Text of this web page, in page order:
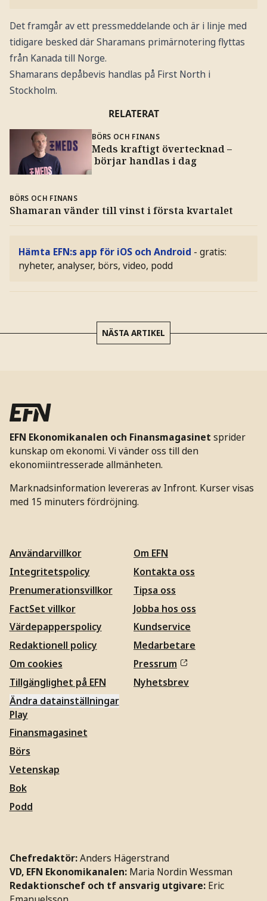
Det framgår av ett pressmeddelande och är i linje med
tidigare besked där Sharamans primärnotering flyttas
från Kanada till Norge.
Shamarans depåbevis handlas på First North i
Stockholm.
RELATERAT
BÖRS OCH FINANS
Meds kraftigt övertecknad –
börjar handlas i dag
BÖRS OCH FINANS
Shamaran vänder till vinst i första kvartalet
Hämta EFN:s app för iOS och Android - gratis:
nyheter, analyser, börs, video, podd
NÄSTA ARTIKEL
EFN Ekonomikanalen och Finansmagasinet sprider
kunskap om ekonomi. Vi vänder oss till den
ekonomiintresserade allmänheten.
Marknadsinformation levereras av Infront. Kurser visas
med 15 minuters fördröjning.
Användarvillkor
Integritetspolicy
Prenumerationsvillkor
FactSet villkor
Värdepapperspolicy
Redaktionell policy
Om cookies
Tillgänglighet på EFN
Ändra datainställningar
Om EFN
Kontakta oss
Tipsa oss
Jobba hos oss
Kundservice
Medarbetare
Pressrum
Nyhetsbrev
Play
Finansmagasinet
Börs
Vetenskap
Bok
Podd
Chefredaktör:Anders Hägerstrand
VD, EFN Ekonomikanalen: Maria Nordin Wessman
Redaktionschef och tf ansvarig utgivare: Eric